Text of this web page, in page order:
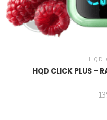
HQD
HQD CLICK PLUS –